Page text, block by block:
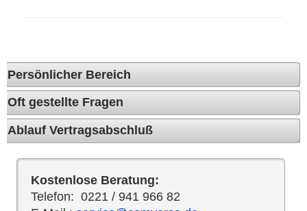
Persönlicher Bereich
Oft gestellte Fragen
Ablauf Vertragsabschluß
Kostenlose Beratung:
Telefon: 0221 / 941 966 82